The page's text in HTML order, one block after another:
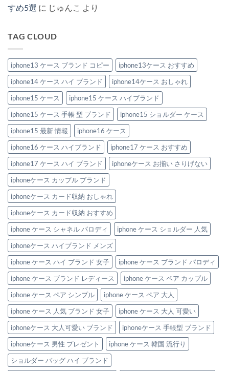
プ
付
ー
選
へ
の
ケ
ー
す
集
へ
の
ド
風
ス
へ
の
ケ
ー
2026：
の
に“盛
れ
る”大
人
の
節
約
テ
ク
へ
の
め
ブ
ラ
風
iPhone
ケ
ー
ス
お
す
す
め
6
選。
ペ
ア
で
持
ち
た
い
洗
練
デ
ザ
イ
ン！
へ
の
せ
すめ5選 に じゅんこ より
TAG CLOUD
iphone13 ケース ブランド コピー
iphone13ケース おすすめ
iphone14 ケース ハイ ブランド
iphone14ケース おしゃれ
iphone15 ケース
iphone15 ケース ハイブランド
iphone15 ケース 手帳 型 ブランド
iphone15 ショルダー ケース
iphone15 最新 情報
iphone16 ケース
iphone16 ケース ハイブランド
iphone17 ケース おすすめ
iphone17 ケース ハイ ブランド
iphoneケース お揃い さりげない
iphoneケース カップル ブランド
iphoneケース カード収納 おしゃれ
iphoneケース カード収納 おすすめ
iphone ケース シャネル パロディ
iphone ケース ショルダー 人気
iphoneケース ハイブランド メンズ
iphone ケース ハイ ブランド 女子
iphone ケース ブランド パロディ
iphone ケース ブランド レディース
iphone ケース ペア カップル
iphone ケース ペア シンプル
iphone ケース ペア 大人
iphone ケース 人気 ブランド 女子
iphone ケース 大人 可愛い
iphoneケース 大人可愛い ブランド
iphoneケース 手帳型 ブランド
iphoneケース 男性 プレゼント
iphone ケース 韓国 流行り
ショルダー バッグ ハイ ブランド